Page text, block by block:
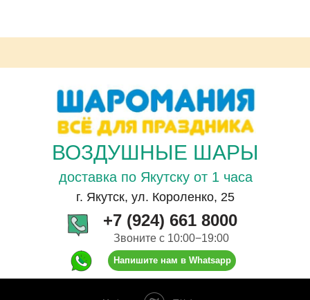
ВОЗДУШНЫЕ ШАРЫ
доставка по Якутску от 1 часа
г. Якутск, ул. Короленко, 25
+7 (924) 661 8000
Напишите нам в Whatsapp
Звоните с 10:00−19:00